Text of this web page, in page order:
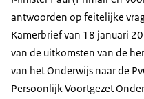
antwoorden op feitelijke
Kamerbrief van 18 januari
van de uitkomsten van de
van het Onderwijs naar de
Persoonlijk Voortgezet